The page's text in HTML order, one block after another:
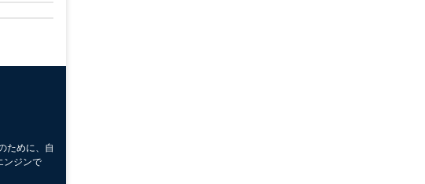
ために、自
ンジンで